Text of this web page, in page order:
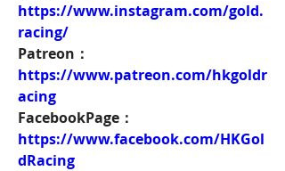
https://www.instagram.com/gold.
racing/
Patreon：
https://www.patreon.com/hkgoldr
acing
FacebookPage：
https://www.facebook.com/HKGol
dRacing